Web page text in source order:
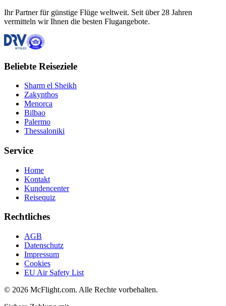
Ihr Partner für günstige Flüge weltweit. Seit über 28 Jahren
vermitteln wir Ihnen die besten Flugangebote.
Beliebte Reiseziele
Sharm el Sheikh
Zakynthos
Menorca
Bilbao
Palermo
Thessaloniki
Service
Home
Kontakt
Kundencenter
Reisequiz
Rechtliches
AGB
Datenschutz
Impressum
Cookies
EU Air Safety List
© 2026 McFlight.com. Alle Rechte vorbehalten.